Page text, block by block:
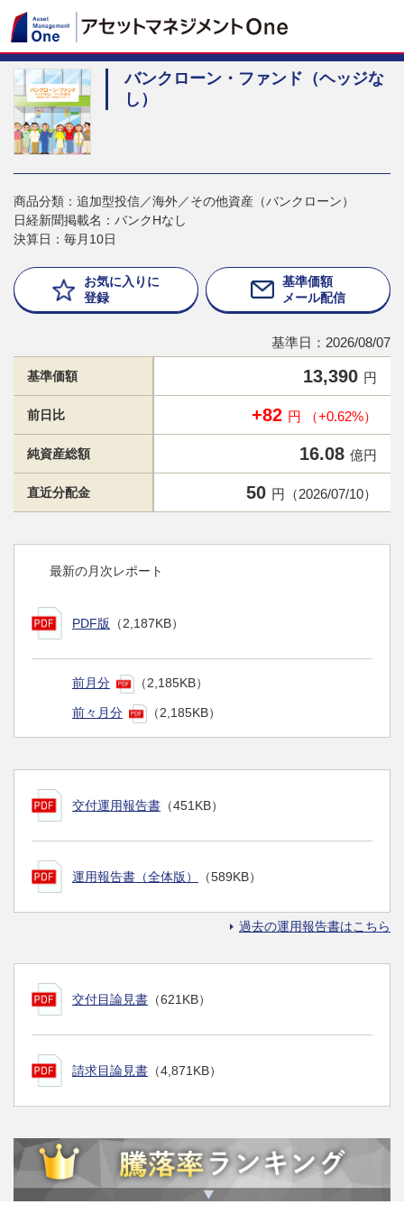
バンクローン・ファンド（ヘッジな
し）
商品分類：追加型投信／海外／その他資産（バンクローン）
日経新聞掲載名：バンクHなし
決算日：毎月10日
お気に入りに
登録
基準価額
メール配信
基準日：2026/08/07
基準価額 13,390 円
前日比 +82 円 （+0.62%）
純資産総額 16.08 億円
直近分配金 50 円（2026/07/10）
最新の月次レポート
PDF版 （2,187KB）
前月分 （2,185KB）
前々月分 （2,185KB）
交付運用報告書 （451KB）
運用報告書（全体版） （589KB）
過去の運用報告書はこちら
交付目論見書 （621KB）
請求目論見書 （4,871KB）